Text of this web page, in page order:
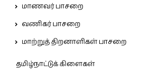
மாணவர் பாசறை
வணிகர் பாசறை
மாற்றுத் திறனாளிகள் பாசறை
தமிழ்நாட்டுக் கிளைகள்